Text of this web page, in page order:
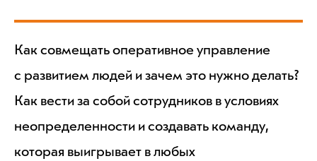
Как совмещать оперативное управление
с развитием людей и зачем это нужно делать?
Как вести за собой сотрудников в условиях
неопределенности и создавать команду,
которая выигрывает в любых